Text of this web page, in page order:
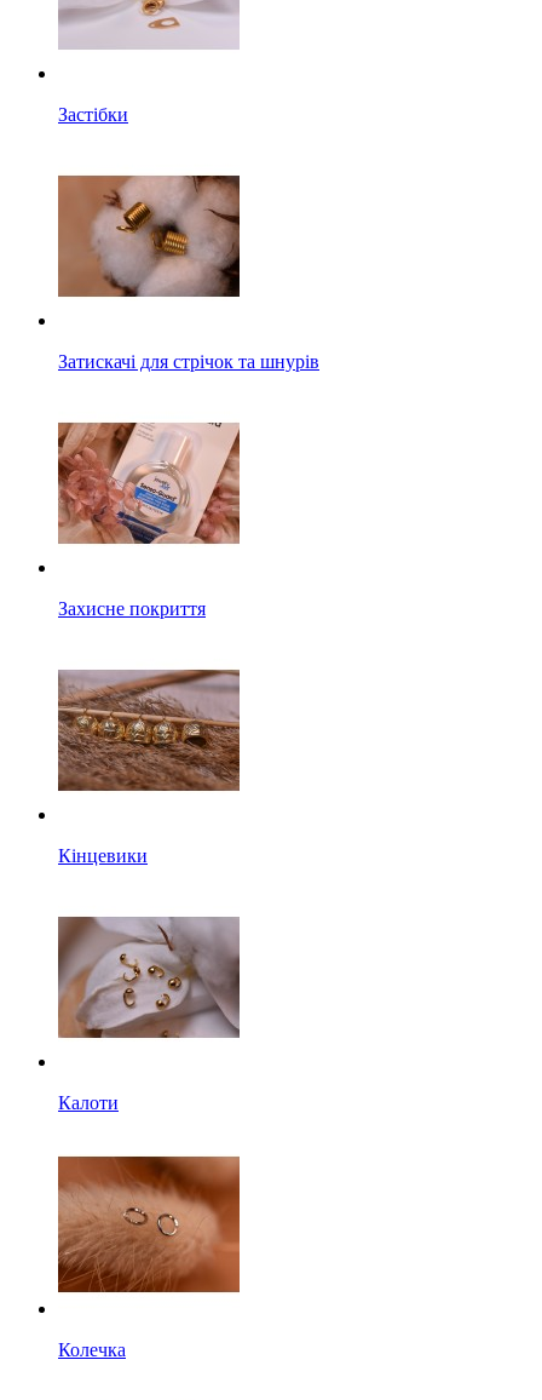
Застібки
Затискачі для стрічок та шнурів
Захисне покриття
Кінцевики
Калоти
Колечка